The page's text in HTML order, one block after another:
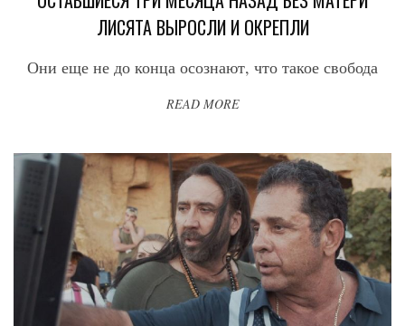
ЛИСЯТА ВЫРОСЛИ И ОКРЕПЛИ
Они еще не до конца осознают, что такое свобода
READ MORE